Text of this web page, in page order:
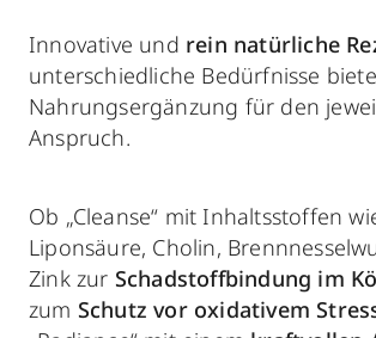
Innovative und rein natürliche
unterschiedliche Bedürfnisse
Nahrungsergänzung für den
Anspruch.
Ob „Cleanse“ mit Inhaltsstoffen
Liponsäure, Cholin,
Zink zur Schadstoffbindung im
zum Schutz vor oxidativem